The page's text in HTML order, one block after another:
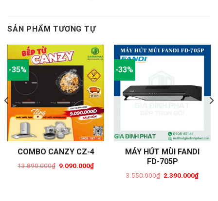
SẢN PHẨM TƯƠNG TỰ
-35%
COMBO CANZY CZ-4
13.890.000₫
Original
9.090.000₫
-33%
MÁY HÚT MÙI FANDI
FD-705P
3.550.000₫
Original
2.390.000₫